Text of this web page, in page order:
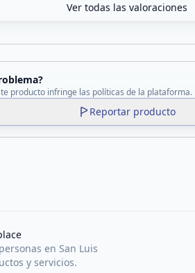
Ver todas las valoraciones
producto infringe las políticas de la plataforma.
Reportar producto
en San Luis
y servicios.